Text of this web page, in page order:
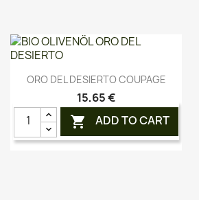
Vorschau
ORO DEL DESIERTO COUPAGE
15,65 €
 ADD TO CART